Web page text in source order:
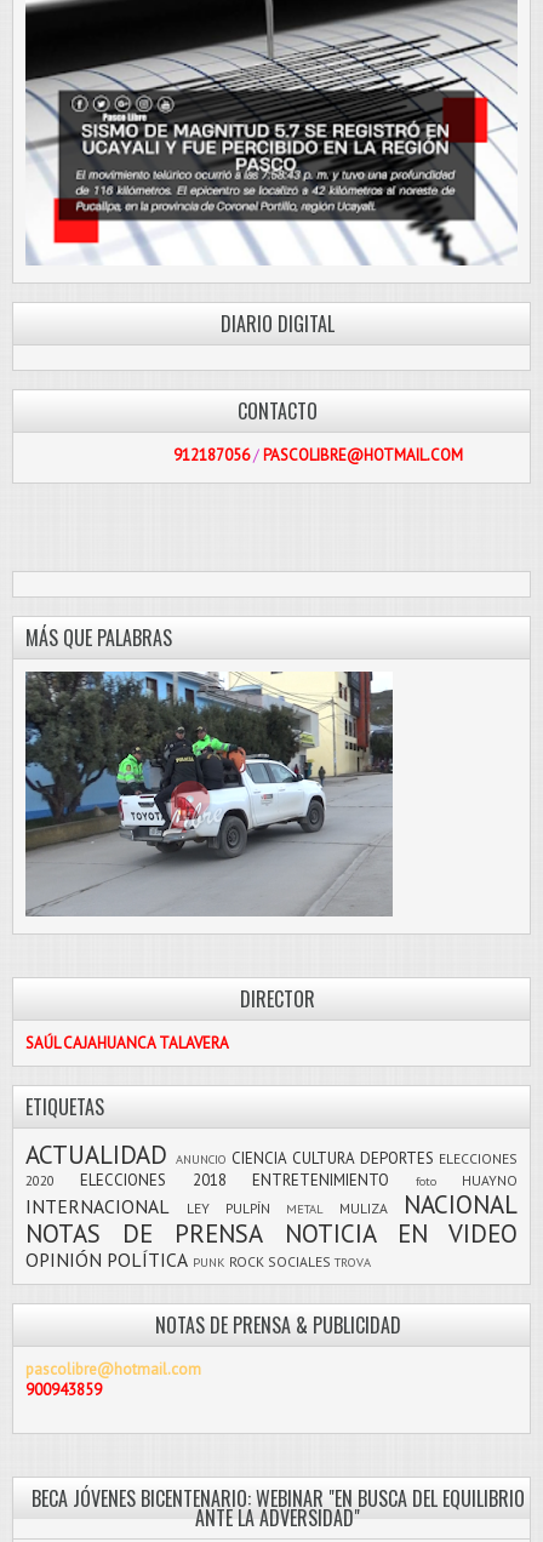
DIARIO DIGITAL
CONTACTO
/PASCOLIBRE@HOTMAIL.COM
MÁS QUE PALABRAS
DIRECTOR
SAÚL CAJAHUANCA TALAVERA
ETIQUETAS
ACTUALIDAD ANUNCIO CIENCIA CULTURA DEPORTES ELECCIONES
2020
ELECCIONES 2018 ENTRETENIMIENTO foto HUAYNO
INTERNACIONAL LEY PULPÍN METAL MULIZA
NACIONAL
NOTAS DE PRENSA
NOTICIA EN VIDEO
OPINIÓN POLÍTICA PUNK ROCK SOCIALES TROVA
NOTAS DE PRENSA & PUBLICIDAD
pascolibre@hotmail.com
900943859
BECA JÓVENES BICENTENARIO: WEBINAR "EN BUSCA DEL EQUILIBRIO
ANTE LA ADVERSIDAD"